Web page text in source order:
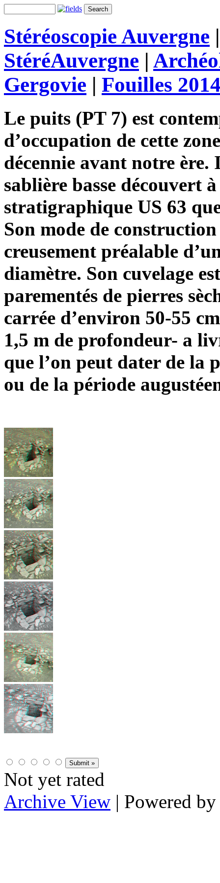
Stéréoscopie Auvergne
StéréAuvergne |
Gergovie | Fouilles
Le puits (PT 7) est
d’occupation de cette
décennie avant notre ère.
sablière basse découvert
stratigraphique US 63
Son mode de
creusement préalable
diamètre. Son cuvelage
parementés de pierres
carrée d’environ 50-55
1,5 m de profondeur- a
que l’on peut dater de la
ou de la période
Not yet rated
Archive View | Powered